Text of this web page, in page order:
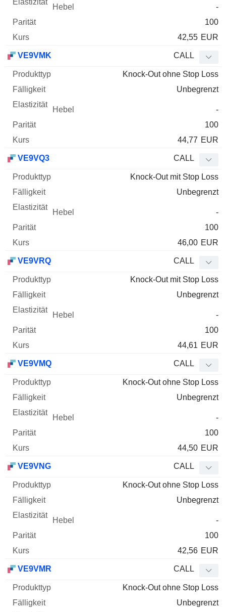
-
100
42,55 EUR
VE9VMK CALL
Knock-Out ohne Stop Loss
Unbegrenzt
-
100
44,77 EUR
VE9VQ3 CALL
Knock-Out mit Stop Loss
Unbegrenzt
-
100
46,00 EUR
VE9VRQ CALL
Knock-Out mit Stop Loss
Unbegrenzt
-
100
44,61 EUR
VE9VMQ CALL
Knock-Out ohne Stop Loss
Unbegrenzt
-
100
44,50 EUR
VE9VNG CALL
Knock-Out ohne Stop Loss
Unbegrenzt
-
100
42,56 EUR
VE9VMR CALL
Knock-Out ohne Stop Loss
Unbegrenzt